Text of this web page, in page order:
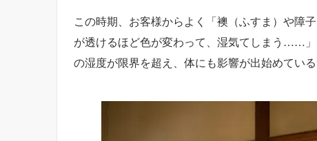
この時期、お客様からよく「襖（ふすま）や障
が透けるほど色が変わって、湿気てしまう……
の湿度が限界を超え、体にも影響が出始めている